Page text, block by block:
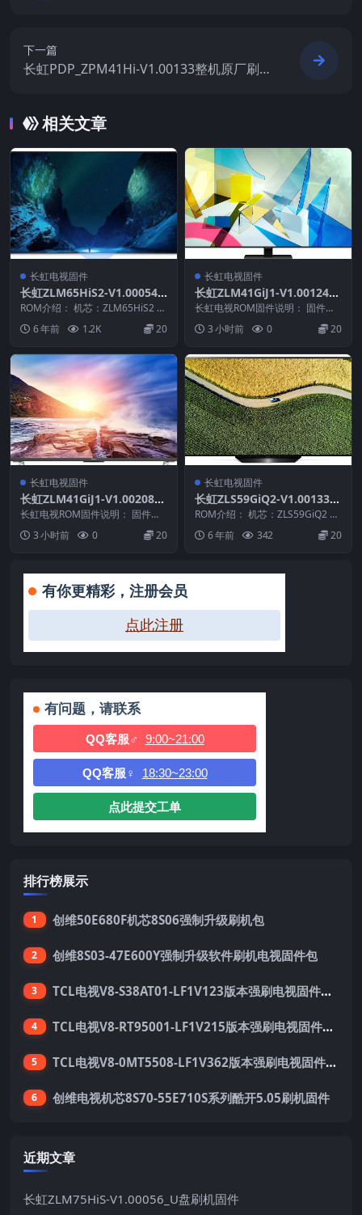
下一篇
长虹PDP_ZPM41Hi-V1.00133整机原厂刷机
相关文章
长虹电视固件
长虹ZLM65HiS2-V1.00054
版本USB整机软件刷机固件下
载
ROM介绍： 机芯：ZLM65HiS2 固
件版本：V1.00054 适用机型：
请...6 年前 1.2K 20
长虹电视固件
长虹ZLM41GiJ1-V1.00124_
U盘刷机固件
长虹电视ROM固件说明： 固件版
本：V1.00124 固件大小：222 M
升级...3 小时前 0 20
长虹电视固件
长虹ZLM41GiJ1-V1.00208_
U盘刷机固件
长虹电视ROM固件说明： 固件版
本：V1.00208 固件大小：284 M
升级...3 小时前 0 20
长虹电视固件
长虹ZLS59GiQ2-V1.00133整
机原厂刷机固件下载
ROM介绍： 机芯：ZLS59GiQ2 固
件版本：V1.00133 适用机型：
请...6 年前 342 20
有你更精彩，注册会员
点此注册
有问题，请联系
QQ客服♂ 9:00~21:00
QQ客服♀ 18:30~23:00
点此提交工单
排行榜展示
1 创维50E680F机芯8S06强制升级刷机包
2 创维8S03-47E600Y强制升级软件刷机电视固件包
3 TCL电视V8-S38AT01-LF1V123版本强刷电视固件包下载
4 TCL电视V8-RT95001-LF1V215版本强刷电视固件包下载
5 TCL电视V8-0MT5508-LF1V362版本强刷电视固件包下载
6 创维电视机芯8S70-55E710S系列酷开5.05刷机固件
近期文章
长虹ZLM75HiS-V1.00056_U盘刷机固件